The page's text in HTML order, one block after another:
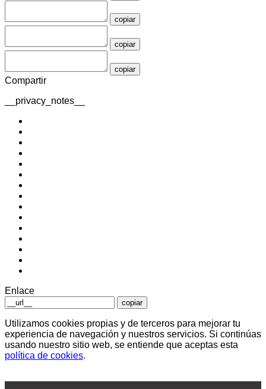
copiar
copiar
copiar
Compartir
__privacy_notes__
Enlace
copiar
Utilizamos cookies propias y de terceros para mejorar tu
experiencia de navegación y nuestros servicios. Si continúas
usando nuestro sitio web, se entiende que aceptas esta
política de cookies.